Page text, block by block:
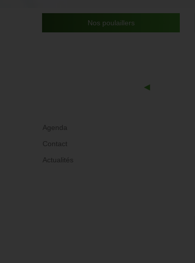
Nos poulaillers
Previous
◀︎
Agenda
Contact
Actualités